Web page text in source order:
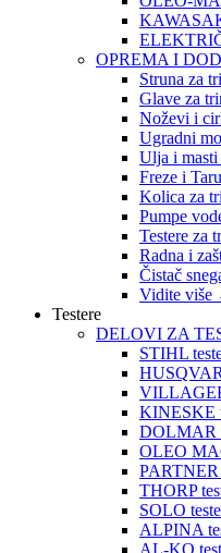
OPREMA I
Struna za
Glave za
Noževi i
Ugradni
Ulja i masti
Freze i
Kolica za
Pumpe
Testere za
Radna i
Čistač
Vidite više
Testere
DELOVI ZA
STIHL
KINESKE
DOLMAR
OLEO
PARTNER
THORP
SOLO
ALPINA
AL-KO